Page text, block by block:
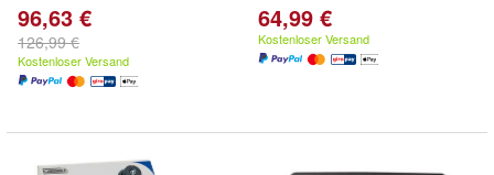
96,63 €
126,99 €
Kostenloser Versand
64,99 €
Kostenloser Versand